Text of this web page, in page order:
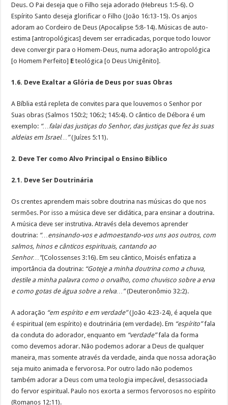
Deus. O Pai deseja que o Filho seja adorado (Hebreus 1:5-6). O
Espírito Santo deseja glorificar o Filho (João 16:13-15). Os anjos
adoram ao Cordeiro de Deus (Apocalipse 5:8-14). Músicas de auto-
estima [antropológicas] devem ser erradicadas, porque todo louvor
deve convergir para o Homem-Deus, numa adoração antropológica
[o Homem Perfeito] E teológica [o Deus Unigênito].
1.6. Deve Exaltar a Glória de Deus por suas Obras
A Bíblia está repleta de convites para que louvemos o Senhor por
Suas obras (Salmos 150:2; 106:2; 145:4). O cântico de Débora é um
exemplo: “…falai das justiças do Senhor, das justiças que fez às suas
aldeias em Israel…”(Juízes 5:11).
2. Deve Ter como Alvo Principal o Ensino Bíblico
2.1. Deve Ser Doutrinária
Os crentes aprendem mais sobre doutrina nas músicas do que nos
sermões. Por isso a música deve ser didática, para ensinar a doutrina.
A música deve ser instrutiva. Através dela devemos aprender
doutrina: “…ensinando-vos e admoestando-vos uns aos outros, com
salmos, hinos e cânticos espirituais, cantando ao
Senhor…”(Colossenses 3:16). Em seu cântico, Moisés enfatiza a
importância da doutrina: “Goteje a minha doutrina como a chuva,
destile a minha palavra como o orvalho, como chuvisco sobre a erva
e como gotas de água sobre a relva…”(Deuteronômio 32:2).
A adoração “em espírito e em verdade”(João 4:23-24), é aquela que
é espiritual (em espírito) e doutrinária (em verdade). Em “espírito”fala
da conduta do adorador, enquanto em “verdade”fala da forma
como devemos adorar. Não podemos adorar a Deus de qualquer
maneira, mas somente através da verdade, ainda que nossa adoração
seja muito animada e fervorosa. Por outro lado não podemos
também adorar a Deus com uma teologia impecável, desassociada
do fervor espiritual. Paulo nos exorta a sermos fervorosos no espírito
(Romanos 12:11).